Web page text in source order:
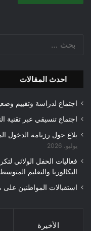
احدث المقالات
اجتماع لدراسة وتقييم
اجتماع تنسيقي عبر تقنية
بلاغ حول رزنامة الدخول
يوليو، 2026
فعاليات الحفل الولائي
البكالوريا والتعليم المتوسط
استقبالات المواطنين
الأخيرة